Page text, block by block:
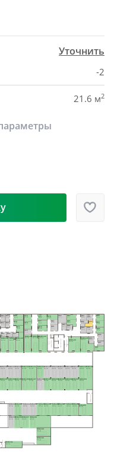
Уточнить
-2
21.6 м2
Тамбур-шлюз
Лифтовый холл
Тамбур-шлюз Тамбур-шлюз
Тамбур-шлюз
MM138
20.2 м²
MM139
19.4 м²
MM140
22.8 м²
MM141
21.5 м²
MM142MM143
24.8 м²
MM144
31.8 м²
MM145
28.0 м²
MM146
15.5 м²
MM147
15.9 м²
MM148
15.9 м²
MM149
15.9 м²
MM150
15.9 м²
MM151
15.9 м²
MM152
15.9 м²
MM153
15.5 м²
MM154
MM155
MM156
15.9 м²
MM157
15.9 м²
MM158
15.9 м²
MM193
15.9 м²
MM194
15.9 м²
MM195
15.5 м²
MM196MM197 MM198
15.5 м²
MM199
15.9 м²
MM200
15.9 м²
MM201
15.9 м²
MM202
15.9 м²
MM203
15.9 м²
MM204
30.5 м²
MM205
28.9 м²
MM206
15.0 м²
MM207
15.0 м²
MM208
15.0 м²
MM209
15.0 м²
MM210
15.0 м²
MM211
15.0 м²
MM212
16.5 м²
MM213
16.5 м²
MM214
15.0 м²
MM215
15.0 м²
MM235
15.0 м²
MM236
15.0 м²
MM237
15.9 м²
MM238
46.0 м²
MM239
21.0 м²
MM240
21.0 м²
MM241
22.9 м²
H63
5.9 м²
H64
H65
H66
4.8 м²
H67 H68
H69
H70
9.2 м²
H71
8.4 м²
H72
H73
9.2 м²
H74
9.8 м²
H75
H76
8.8 м²
H77
8.5 м²
H78
8.9 м²
H79
9.4 м²
H80
6.7 м²
H81
7.3 м²
H82
13.5 м²
H83
H84
8.4 м²
H85
9.8 м²
H86
5.6 м²
H87
5.9 м²
H88
6.4 м²
H89
7.0 м²
H90
H91
6.5 м²
H92
6.0 м²
H93
H94
8.7 м²
H95
8.4 м²
H96
H97
H98
8.4 м²
H99
6.2 м²